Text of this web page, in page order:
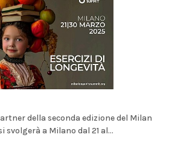
della seconda edizione del Milan
svolgerà a Milano dal 21 al...